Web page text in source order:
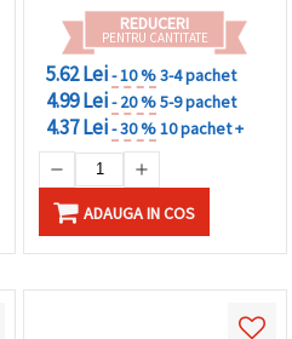
REDUCERI
PENTRU CANTITATE
5.62 Lei- 10 %3-4 pachet
4.99 Lei- 20 %5-9 pachet
4.37 Lei- 30 %10 pachet +
ADAUGA IN COS